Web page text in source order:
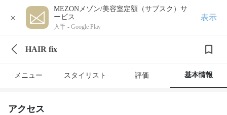
×
MEZONメゾン/美容室定額（サブスク）サ
ービス
入手 - Google Play
表示
HAIR fix
メニュー スタイリスト 評価 基本情報
アクセス